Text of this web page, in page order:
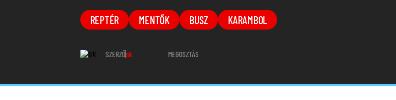
REPTÉR MENTŐK BUSZ KARAMBOL
SZERZŐsk MEGOSZTÁS